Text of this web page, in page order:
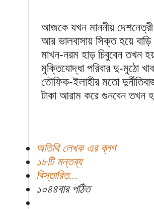
আজকে যখন মাননীয়
আর ভালবাসায় সিক্ত হয়ে বাড়ি
মাখন-নরম হাড় চিবুবেন তখন
মুক্তিযোদ্ধা পরিবার দু-মুঠো
তৌফিক-ইলাহীর মতো
টাকা আরাম করে গুনবেন
অতিথি লেখক এর ব্লগ
১৮টি মন্তব্য
বিস্তারিত...
১০৪৪বার পঠিত